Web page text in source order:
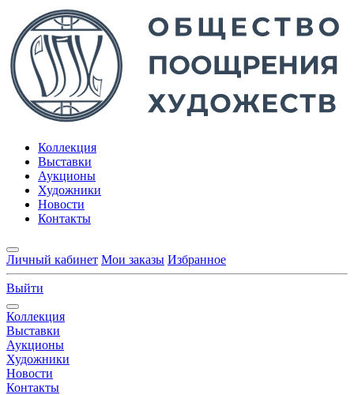
Коллекция
Выставки
Аукционы
Художники
Новости
Контакты
Личный кабинет Мои заказы Избранное
Выйти
Коллекция
Выставки
Аукционы
Художники
Новости
Контакты